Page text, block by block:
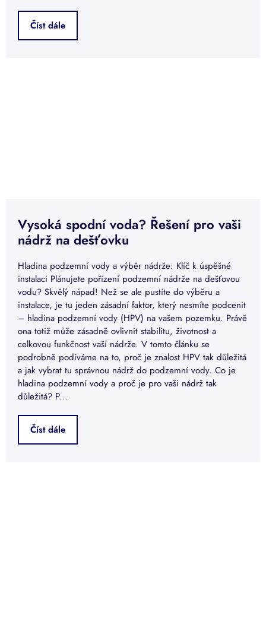
Číst dále
Vysoká spodní voda? Řešení pro vaši
nádrž na dešťovku
Hladina podzemní vody a výběr nádrže: Klíč k úspěšné
instalaci Plánujete pořízení podzemní nádrže na dešťovou
vodu? Skvělý nápad! Než se ale pustíte do výběru a
instalace, je tu jeden zásadní faktor, který nesmíte podcenit
– hladina podzemní vody (HPV) na vašem pozemku. Právě
ona totiž může zásadně ovlivnit stabilitu, životnost a
celkovou funkčnost vaší nádrže. V tomto článku se
podrobně podíváme na to, proč je znalost HPV tak důležitá
a jak vybrat tu správnou nádrž do podzemní vody. Co je
hladina podzemní vody a proč je pro vaši nádrž tak
důležitá? P...
Číst dále